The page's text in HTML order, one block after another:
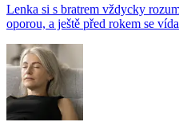
Lenka si s bratrem vždycky
oporou, a ještě před rokem se